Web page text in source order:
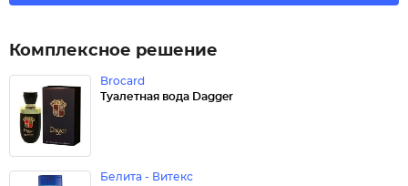
Комплексное решение
Brocard
Туалетная вода Dagger
Белита - Витекс